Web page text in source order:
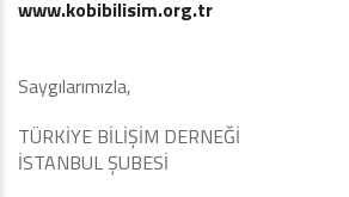
www.kobibilisim.org.tr
Saygılarımızla,
TÜRKİYE BİLİŞİM DERNEĞİ
İSTANBUL ŞUBESİ